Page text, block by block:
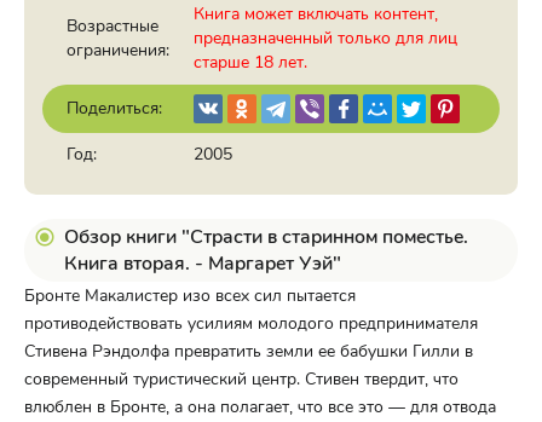
Возрастные
ограничения:
Книга может включать контент,
предназначенный только для лиц
старше 18 лет.
Поделиться:
Год:
2005
Обзор книги "Страсти в старинном поместье.
Книга вторая. - Маргарет Уэй"
Бронте Макалистер изо всех сил пытается
противодействовать усилиям молодого предпринимателя
Стивена Рэндолфа превратить земли ее бабушки Гилли в
современный туристический центр. Стивен твердит, что
влюблен в Бронте, а она полагает, что все это — для отвода